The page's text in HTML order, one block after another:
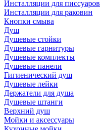
Инсталляции для писсуаров
Инсталляции для раковин
Кнопки смыва
Душ
Душевые стойки
Душевые гарнитуры
Душевые комплекты
Душевые панели
Гигиенический душ
Душевые лейки
Держатели для душа
Душевые штанги
Верхний душ
Мойки и аксессуары